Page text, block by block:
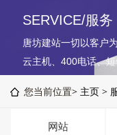
SERVICE/服务
唐坊建站一切以客户
云主机、400电话、
您当前位置> 主页 >
网站